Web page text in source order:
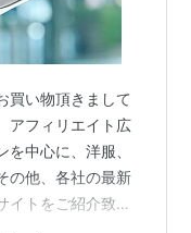
買い物頂きまして
アフィリエイト広
中心に、洋服、
の他、各社の最新
イトをご紹介致し